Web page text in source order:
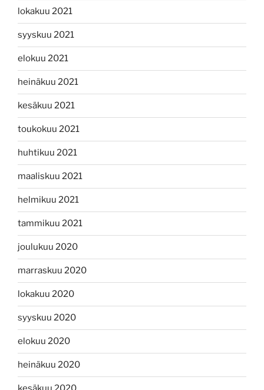
lokakuu 2021
syyskuu 2021
elokuu 2021
heinäkuu 2021
kesäkuu 2021
toukokuu 2021
huhtikuu 2021
maaliskuu 2021
helmikuu 2021
tammikuu 2021
joulukuu 2020
marraskuu 2020
lokakuu 2020
syyskuu 2020
elokuu 2020
heinäkuu 2020